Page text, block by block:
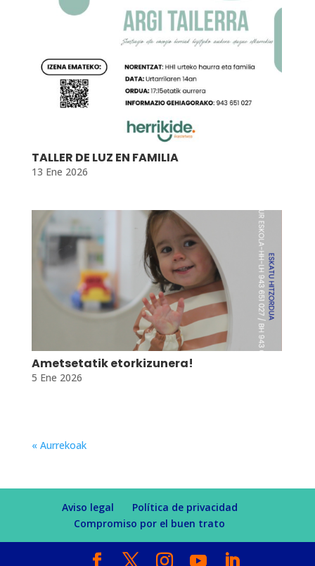
TALLER DE LUZ EN FAMILIA
13 Ene 2026
Ametsetatik etorkizunera!
5 Ene 2026
« Aurrekoak
Aviso legal
Política de privacidad
Compromiso por el buen trato